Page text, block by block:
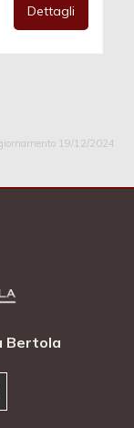
Dettagli
19/12/2024
Bertola